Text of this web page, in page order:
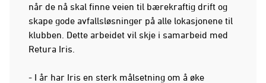
når de nå skal finne veien til bærekraftig drift og
skape gode avfallsløsninger på alle lokasjonene til
klubben. Dette arbeidet vil skje i samarbeid med
Retura Iris.
- I år har Iris en sterk målsetning om å øke